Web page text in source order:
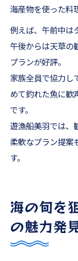
海産物を使った料
例えば、午前中は
午後からは天草の
プランが好評。
家族全員で協力し
めて釣れた魚に歓
です。
遊漁船美羽では、
柔軟なプラン提案
す。
海の旬を
の魅力発